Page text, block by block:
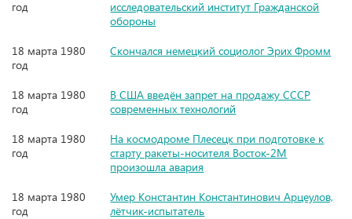
год
исследовательский институт Гражданской
обороны
18 марта 1980
год
Скончался немецкий социолог Эрих Фромм
18 марта 1980
год
В США введён запрет на продажу СССР
современных технологий
18 марта 1980
год
На космодроме Плесецк при подготовке к
старту ракеты-носителя Восток-2М
произошла авария
18 марта 1980
год
Умер Константин Константинович Арцеулов,
лётчик-испытатель